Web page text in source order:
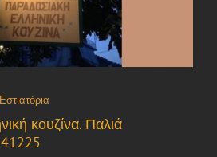
Εστιατόρια
κουζίνα. Παλιά